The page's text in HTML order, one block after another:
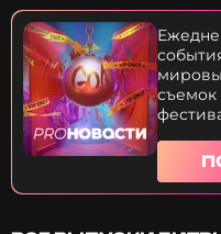
съемок